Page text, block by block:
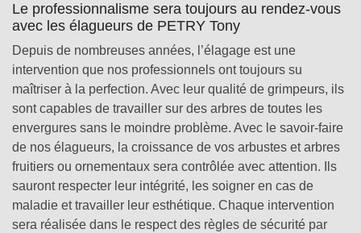
Le professionnalisme sera toujours au rendez-vous
avec les élagueurs de PETRY Tony
Depuis de nombreuses années, l’élagage est une
intervention que nos professionnels ont toujours su
maîtriser à la perfection. Avec leur qualité de grimpeurs, ils
sont capables de travailler sur des arbres de toutes les
envergures sans le moindre problème. Avec le savoir-faire
de nos élagueurs, la croissance de vos arbustes et arbres
fruitiers ou ornementaux sera contrôlée avec attention. Ils
sauront respecter leur intégrité, les soigner en cas de
maladie et travailler leur esthétique. Chaque intervention
sera réalisée dans le respect des règles de sécurité par